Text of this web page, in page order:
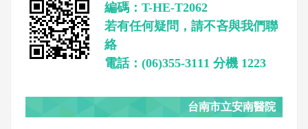
編碼：T-HE-T2062
若有任何疑問，請不吝與我們聯
絡
電話：(06)355-3111 分機 1223
台南市立安南醫院